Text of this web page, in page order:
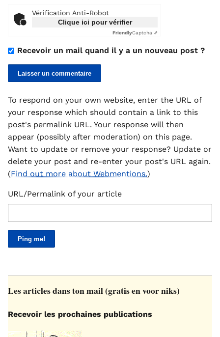
Vérification Anti-Robot
Clique ici pour vérifier
FriendlyCaptcha ⇗
Recevoir un mail quand il y a un nouveau post ?
To respond on your own website, enter the URL of
your response which should contain a link to this
post's permalink URL. Your response will then
appear (possibly after moderation) on this page.
Want to update or remove your response? Update or
delete your post and re-enter your post's URL again.
(Find out more about Webmentions.)
URL/Permalink of your article
Les articles dans ton mail (gratis en voor niks)
Recevoir les prochaines publications